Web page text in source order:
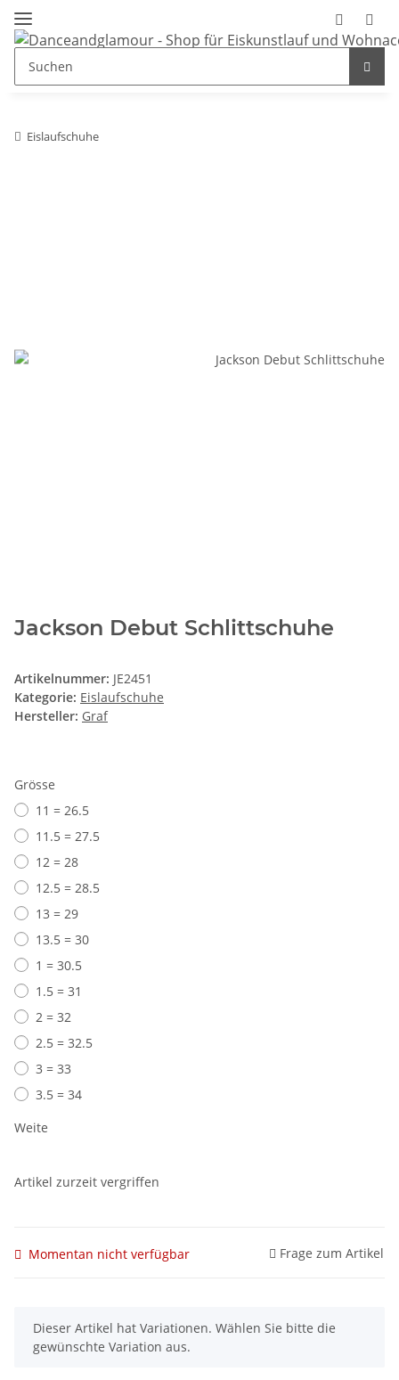
Eislaufschuhe
Jackson Debut Schlittschuhe
Artikelnummer: JE2451
Kategorie: Eislaufschuhe
Hersteller: Graf
Grösse
11 = 26.5
11.5 = 27.5
12 = 28
12.5 = 28.5
13 = 29
13.5 = 30
1 = 30.5
1.5 = 31
2 = 32
2.5 = 32.5
3 = 33
3.5 = 34
Weite
Artikel zurzeit vergriffen
Momentan nicht verfügbar Frage zum Artikel
x
Dieser Artikel hat Variationen. Wählen Sie bitte die
gewünschte Variation aus.